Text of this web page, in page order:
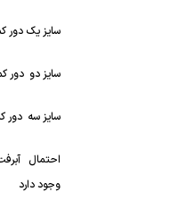
سایز یک دور کمر
سایز دو دور
سایز سه دور
وجود دارد